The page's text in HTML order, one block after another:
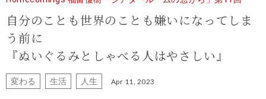
自分のことも世界のことも嫌いになってしま
う前に
『ぬいぐるみとしゃべる人はやさしい』
変わる 生活 人生 Apr 11, 2023